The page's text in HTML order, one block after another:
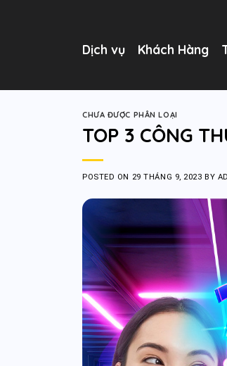
Dịch vụ Khách Hàng
CHƯA ĐƯỢC PHÂN LOẠI
TOP 3 CÔNG
POSTED ON 29 THÁNG 9, 2023 BY